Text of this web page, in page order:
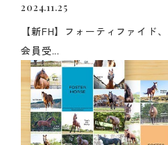
2024.11.25
【新FH】フォーティファイド
会員受...